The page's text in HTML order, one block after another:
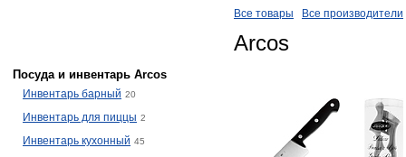
Все товары Все производители
Arcos
Посуда и инвентарь Arcos
Инвентарь барный 20
Инвентарь для пиццы 2
Инвентарь кухонный 45